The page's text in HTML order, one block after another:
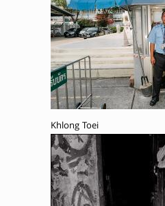
Khlong Toei